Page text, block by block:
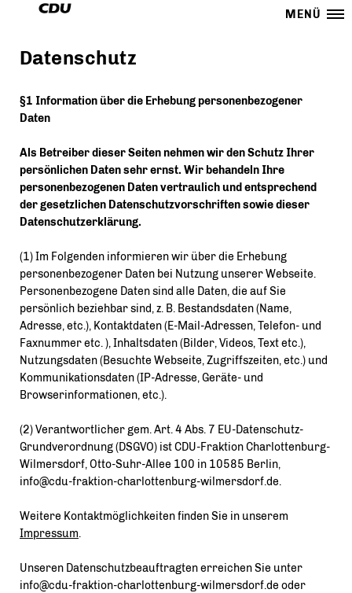
MENÜ
Datenschutz
§1 Information über die Erhebung personenbezogener
Daten
Als Betreiber dieser Seiten nehmen wir den Schutz Ihrer
persönlichen Daten sehr ernst. Wir behandeln Ihre
personenbezogenen Daten vertraulich und entsprechend
der gesetzlichen Datenschutzvorschriften sowie dieser
Datenschutzerklärung.
(1) Im Folgenden informieren wir über die Erhebung
personenbezogener Daten bei Nutzung unserer Webseite.
Personenbezogene Daten sind alle Daten, die auf Sie
persönlich beziehbar sind, z. B. Bestandsdaten (Name,
Adresse, etc.), Kontaktdaten (E-Mail-Adressen, Telefon- und
Faxnummer etc. ), Inhaltsdaten (Bilder, Videos, Text etc.),
Nutzungsdaten (Besuchte Webseite, Zugriffszeiten, etc.) und
Kommunikationsdaten (IP-Adresse, Geräte- und
Browserinformationen, etc.).
(2) Verantwortlicher gem. Art. 4 Abs. 7 EU-Datenschutz-
Grundverordnung (DSGVO) ist CDU-Fraktion Charlottenburg-
Wilmersdorf, Otto-Suhr-Allee 100 in 10585 Berlin,
info@cdu-fraktion-charlottenburg-wilmersdorf.de.
Weitere Kontaktmöglichkeiten finden Sie in unserem
Impressum.
Unseren Datenschutzbeauftragten erreichen Sie unter
info@cdu-fraktion-charlottenburg-wilmersdorf.de oder